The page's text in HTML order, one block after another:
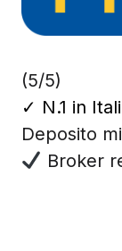
(5/5)
✓ N.1 in
Deposito
Broker